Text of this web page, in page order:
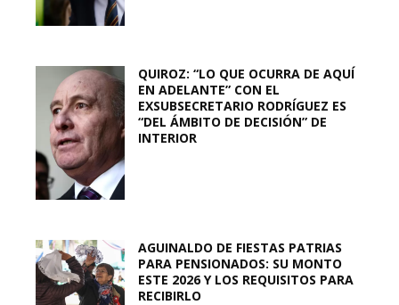
QUIROZ: “LO QUE OCURRA DE AQUÍ
EN ADELANTE” CON EL
EXSUBSECRETARIO RODRÍGUEZ ES
“DEL ÁMBITO DE DECISIÓN” DE
INTERIOR
AGUINALDO DE FIESTAS PATRIAS
PARA PENSIONADOS: SU MONTO
ESTE 2026 Y LOS REQUISITOS PARA
RECIBIRLO